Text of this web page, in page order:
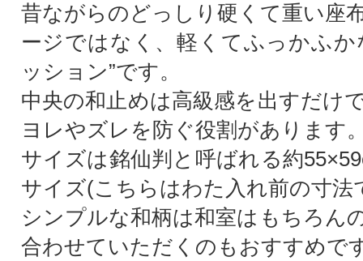
昔ながらのどっしり硬くて重い座
ージではなく、軽くてふっかふか
ッション”です。
中央の和止めは高級感を出すだけ
ヨレやズレを防ぐ役割があります
サイズは銘仙判と呼ばれる約
サイズ(こちらはわた入れ前の寸法
シンプルな和柄は和室はもちろん
合わせていただくのもおすすめで